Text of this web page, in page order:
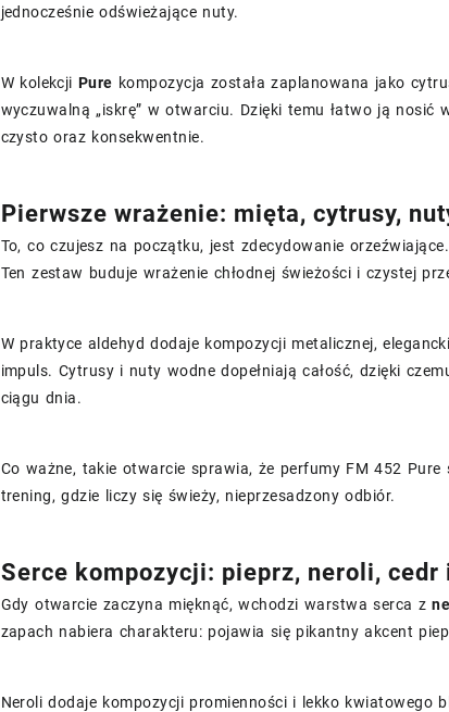
jednocześnie odświeżające nuty.
W kolekcji Pure kompozycja została zaplanowana jako
wyczuwalną „iskrę” w otwarciu. Dzięki temu łatwo ją
czysto oraz konsekwentnie.
Pierwsze wrażenie: mięta, cytrusy,
To, co czujesz na początku, jest zdecydowanie
Ten zestaw buduje wrażenie chłodnej świeżości i czystej
W praktyce aldehyd dodaje kompozycji metalicznej,
impuls. Cytrusy i nuty wodne dopełniają całość, dzięki
ciągu dnia.
Co ważne, takie otwarcie sprawia, że perfumy FM 452
trening, gdzie liczy się świeży, nieprzesadzony odbiór.
Serce kompozycji: pieprz, neroli, cedr
Gdy otwarcie zaczyna mięknąć, wchodzi warstwa serca z
zapach nabiera charakteru: pojawia się pikantny akcent
Neroli dodaje kompozycji promienności i lekko kwiatowego